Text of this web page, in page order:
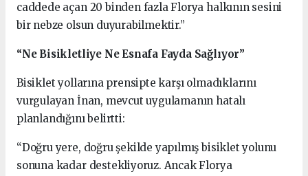
caddede açan 20 binden fazla Florya halkının sesini
bir nebze olsun duyurabilmektir.”
“Ne Bisikletliye Ne Esnafa Fayda Sağlıyor”
Bisiklet yollarına prensipte karşı olmadıklarını
vurgulayan İnan, mevcut uygulamanın hatalı
planlandığını belirtti:
“Doğru yere, doğru şekilde yapılmış bisiklet yolunu
sonuna kadar destekliyoruz. Ancak Florya